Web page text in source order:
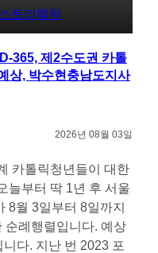
스토리텔링
365, 제2수도권 카톨
상, 박수현충남도지사
2026년 08월 03일
카톨릭청년들이 대한
늘부터 딱 1년 후 서울
8월 3일부터 8일까지
순례행렬입니다. 예상
다. 지난 번 2023 포